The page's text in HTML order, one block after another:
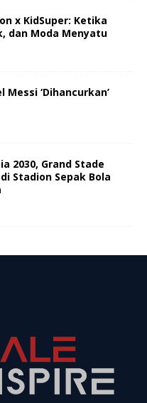
x KidSuper: Ketika
dan Moda Menyatu
‘Dihancurkan’
2030, Grand Stade
Stadion Sepak Bola